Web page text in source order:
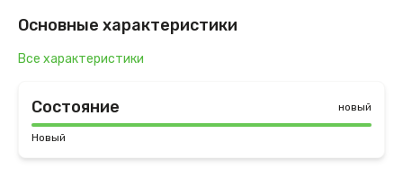
Основные характеристики
Все характеристики
Состояние новый
Новый